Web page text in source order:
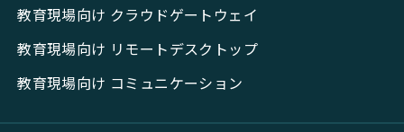
教育現場向け クラウドゲートウェイ
教育現場向け リモートデスクトップ
教育現場向け コミュニケーション